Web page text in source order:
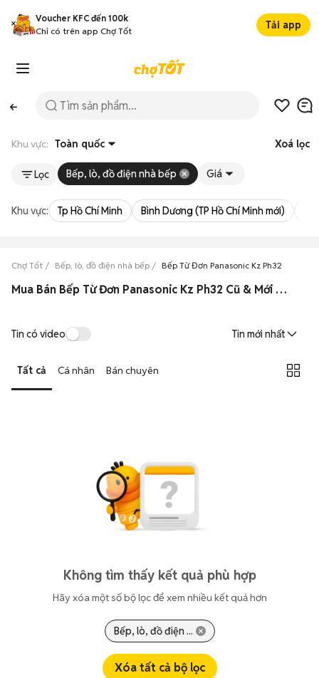
Voucher KFC đến 100k
Chỉ có trên app Chợ Tốt
Tải app
Khu vực: Toàn quốc Xoá lọc
Lọc Bếp, lò, đồ điện nhà bếp Giá
Khu vực: Tp Hồ Chí Minh Bình Dương (TP Hồ Chí Minh mới)
Chợ Tốt Bếp, lò, đồ điện nhà bếp Bếp Từ Đơn Panasonic Kz Ph32
Mua Bán Bếp Từ Đơn Panasonic Kz Ph32 Cũ & Mới Giá Rẻ
Tin có video Tin mới nhất
Tất cả Cá nhân Bán chuyên
Không tìm thấy kết quả phù hợp
Hãy xóa một số bộ lọc để xem nhiều kết quả hơn
Bếp, lò, đồ điện ...
Xóa tất cả bộ lọc